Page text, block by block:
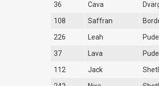
36 Cava
108 Saffran
226 Leah
37 Lava
112 Jack